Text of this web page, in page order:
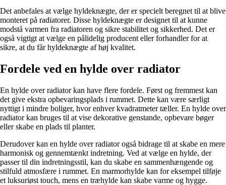
Det anbefales at vælge hyldeknægte, der er specielt beregnet til at blive
monteret på radiatorer. Disse hyldeknægte er designet til at kunne
modstå varmen fra radiatoren og sikre stabilitet og sikkerhed. Det er
også vigtigt at vælge en pålidelig producent eller forhandler for at
sikre, at du får hyldeknægte af høj kvalitet.
Fordele ved en hylde over radiator
En hylde over radiator kan have flere fordele. Først og fremmest kan
det give ekstra opbevaringsplads i rummet. Dette kan være særligt
nyttigt i mindre boliger, hvor enhver kvadratmeter tæller. En hylde over
radiator kan bruges til at vise dekorative genstande, opbevare bøger
eller skabe en plads til planter.
Derudover kan en hylde over radiator også bidrage til at skabe en mere
harmonisk og gennemtænkt indretning. Ved at vælge en hylde, der
passer til din indretningsstil, kan du skabe en sammenhængende og
stilfuld atmosfære i rummet. En marmorhylde kan for eksempel tilføje
et luksuriøst touch, mens en træhylde kan skabe varme og hygge.